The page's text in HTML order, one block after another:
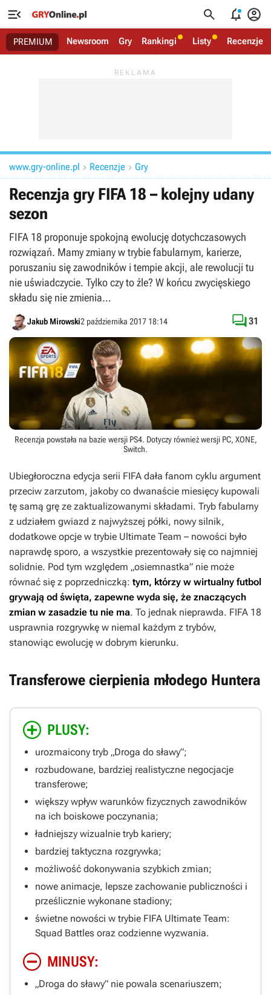
   
PREMIUM Newsroom Gry Rankingi Listy Recenzje
www.gry-online.pl  Recenzje  Gry
Recenzja gry FIFA 18 – kolejny udany
sezon
FIFA 18 proponuje spokojną ewolucję dotychczasowych
rozwiązań. Mamy zmiany w trybie fabularnym, karierze,
poruszaniu się zawodników i tempie akcji, ale rewolucji tu
nie uświadczycie. Tylko czy to źle? W końcu zwycięskiego
składu się nie zmienia…
Jakub Mirowski2 października 2017 18:14 31
Recenzja powstała na bazie wersji PS4. Dotyczy również wersji PC, XONE,
Switch.
Ubiegłoroczna edycja serii FIFA dała fanom cyklu argument
przeciw zarzutom, jakoby co dwanaście miesięcy kupowali
tę samą grę ze zaktualizowanymi składami. Tryb fabularny
z udziałem gwiazd z najwyższej półki, nowy silnik,
dodatkowe opcje w trybie Ultimate Team – nowości było
naprawdę sporo, a wszystkie prezentowały się co najmniej
solidnie. Pod tym względem „osiemnastka” nie może
równać się z poprzedniczką: tym, którzy w wirtualny futbol
grywają od święta, zapewne wyda się, że znaczących
zmian w zasadzie tu nie ma. To jednak nieprawda. FIFA 18
usprawnia rozgrywkę w niemal każdym z trybów,
stanowiąc ewolucję w dobrym kierunku.
Transferowe cierpienia młodego Huntera
PLUSY:
urozmaicony tryb „Droga do sławy”;
rozbudowane, bardziej realistyczne negocjacje
transferowe;
większy wpływ warunków fizycznych zawodników
na ich boiskowe poczynania;
ładniejszy wizualnie tryb kariery;
bardziej taktyczna rozgrywka;
możliwość dokonywania szybkich zmian;
nowe animacje, lepsze zachowanie publiczności i
prześlicznie wykonane stadiony;
świetne nowości w trybie FIFA Ultimate Team:
Squad Battles oraz codzienne wyzwania.
MINUSY:
„Droga do sławy” nie powala scenariuszem;